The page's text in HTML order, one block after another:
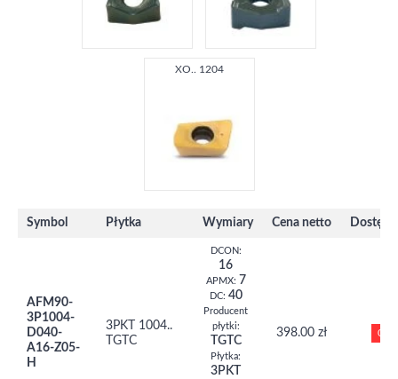
XO.. 1204
Symbol Płytka Wymiary Cena netto
AFM90-
3P1004-
D040-
A16-Z05-
H
3PKT 1004..
TGTC
DCON:
16
APMX: 7
DC: 40
Producent
płytki:
TGTC
Płytka:
3PKT
398.00 zł 0